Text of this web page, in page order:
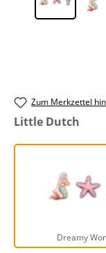
Zum Merkzettel
auswählen
Little Dutch
Dreamy